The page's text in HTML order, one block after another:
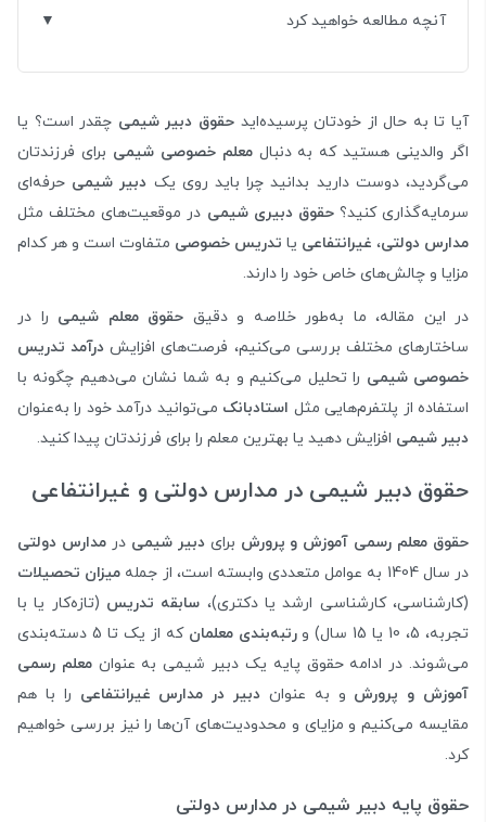
آنچه مطالعه خواهید کرد
آیا تا به حال از خودتان پرسیده‌ایدحقوق دبیر شیمی چقدر است؟ یا
اگر والدینی هستید که به دنبالمعلم خصوصی شیمی برای فرزندتان
می‌گردید، دوست دارید بدانید چرا باید روی یک دبیر شیمی حرفه‌ای
سرمایه‌گذاری کنید؟حقوق دبیری شیمی در موقعیت‌های مختلف مثل
مدارس دولتی، غیرانتفاعی یا تدریس خصوصی متفاوت است و هر کدام
مزایا و چالش‌های خاص خود را دارند.
در این مقاله، ما به‌طور خلاصه و دقیق حقوق معلم شیمی را در
ساختارهای مختلف بررسی می‌کنیم، فرصت‌های افزایش درآمد تدریس
خصوصی شیمی را تحلیل می‌کنیم و به شما نشان می‌دهیم چگونه با
استفاده از پلتفرم‌هایی مثل استادبانک می‌توانید درآمد خود را به‌عنوان
دبیر شیمی افزایش دهید یا بهترین معلم را برای فرزندتان پیدا کنید.
حقوق دبیر شیمی در مدارس دولتی و غیرانتفاعی
حقوق معلم رسمی آموزش و پرورش برای دبیر شیمی درمدارس دولتی
در سال 1404 به عوامل متعددی وابسته است، از جمله
میزان تحصیلات
(کارشناسی، کارشناسی ارشد یا دکتری)، سابقه تدریس (تازه‌کار یا با
تجربه، 5، 10 یا 15 سال) و
رتبه‌بندی معلمان
که از یک تا 5 دسته‌بندی
می‌شوند. در ادامه حقوق پایه یک دبیر شیمی به عنوان معلم رسمی
آموزش و پرورش و به عنوان دبیر در مدارس غیرانتفاعی را با هم
مقایسه می‌کنیم و مزایای و محدودیت‌های آن‌ها را نیز بررسی خواهیم
کرد.
حقوق پایه دبیر شیمی در مدارس دولتی